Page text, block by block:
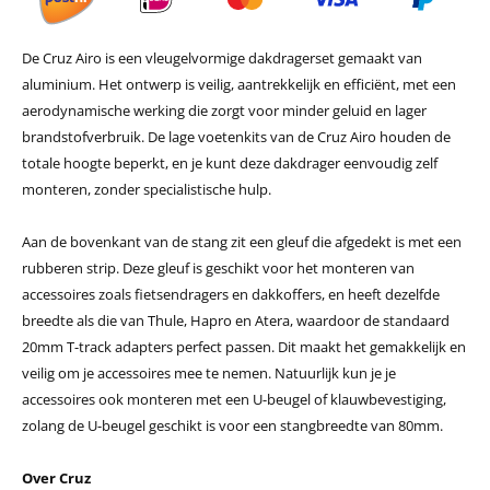
De Cruz Airo is een vleugelvormige dakdragerset gemaakt van
aluminium. Het ontwerp is veilig, aantrekkelijk en efficiënt, met een
aerodynamische werking die zorgt voor minder geluid en lager
brandstofverbruik. De lage voetenkits van de Cruz Airo houden de
totale hoogte beperkt, en je kunt deze dakdrager eenvoudig zelf
monteren, zonder specialistische hulp.
Aan de bovenkant van de stang zit een gleuf die afgedekt is met een
rubberen strip. Deze gleuf is geschikt voor het monteren van
accessoires zoals fietsendragers en dakkoffers, en heeft dezelfde
breedte als die van Thule, Hapro en Atera, waardoor de standaard
20mm T-track adapters perfect passen. Dit maakt het gemakkelijk en
veilig om je accessoires mee te nemen. Natuurlijk kun je je
accessoires ook monteren met een U-beugel of klauwbevestiging,
zolang de U-beugel geschikt is voor een stangbreedte van 80mm.
Over Cruz